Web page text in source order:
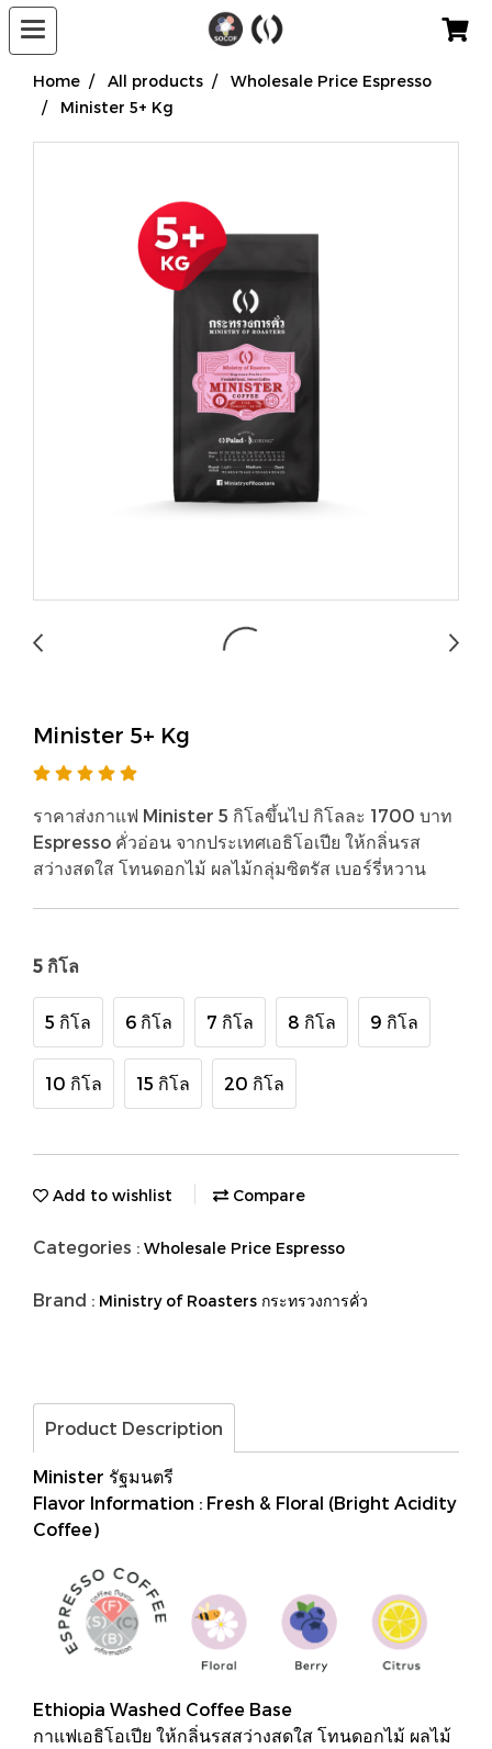
Home All products
Wholesale Price Espresso
Minister 5+ Kg
Minister 5+ Kg
ราคาส่งกาแฟ Minister 5 กิโลขึ้นไป กิโลละ 1700 บาท
Espresso คั่วอ่อน จากประเทศเอธิโอเปีย ให้กลิ่นรส
สว่างสดใส โทนดอกไม้ ผลไม้กลุ่มซิตรัส เบอร์รี่หวาน
5 กิโล
5 กิโล 6 กิโล 7 กิโล 8 กิโล 9 กิโล
10 กิโล 15 กิโล 20 กิโล
Add to wishlist Compare
Categories : Wholesale Price Espresso
Brand : Ministry of Roasters กระทรวงการคั่ว
Product Description
Minister รัฐมนตรี
Flavor​ Information : Fresh & Floral (Bright Acidity
Coffee)
Ethiopia Washed Coffee Base
กาแฟเอธิโอเปีย ให้กลิ่นรสสว่างสดใส โทนดอกไม้ ผลไม้